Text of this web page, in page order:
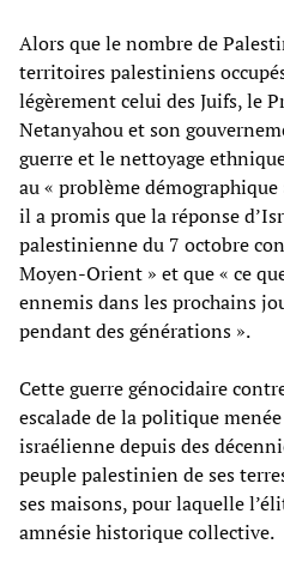
Alors que le nombre de
territoires palestiniens
légèrement celui des Juifs, le
Netanyahou et son
guerre et le nettoyage
au « problème démographique
il a promis que la réponse
palestinienne du 7 octobre
Moyen-Orient » et que « ce
ennemis dans les prochains
pendant des générations ».
Cette guerre génocidaire
escalade de la politique
israélienne depuis des
peuple palestinien de ses
ses maisons, pour laquelle
amnésie historique collective.